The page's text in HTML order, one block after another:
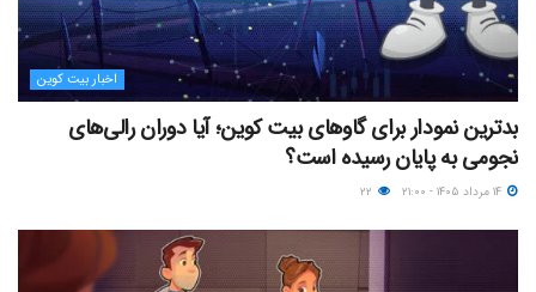
اخبار بیت کوین
بدترین نمودار برای گاوهای بیت کوین؛ آیا دوران رالی‌های
نجومی به پایان رسیده است؟